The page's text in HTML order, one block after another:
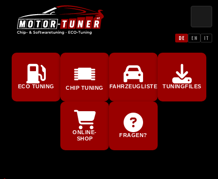
DE EN IT
ECO TUNING CHIP TUNING FAHRZEUGLISTE TUNINGFILES
ONLINE-
SHOP
FRAGEN?